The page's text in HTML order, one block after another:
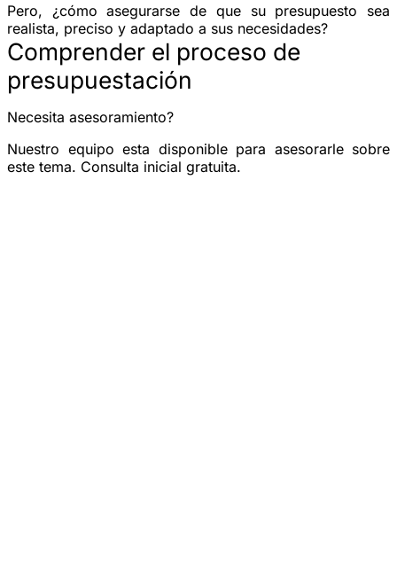
Pero, ¿cómo asegurarse de que su presupuesto sea
realista, preciso y adaptado a sus necesidades?
Comprender el proceso de
presupuestación
Necesita asesoramiento?
Nuestro equipo esta disponible para asesorarle sobre
este tema. Consulta inicial gratuita.